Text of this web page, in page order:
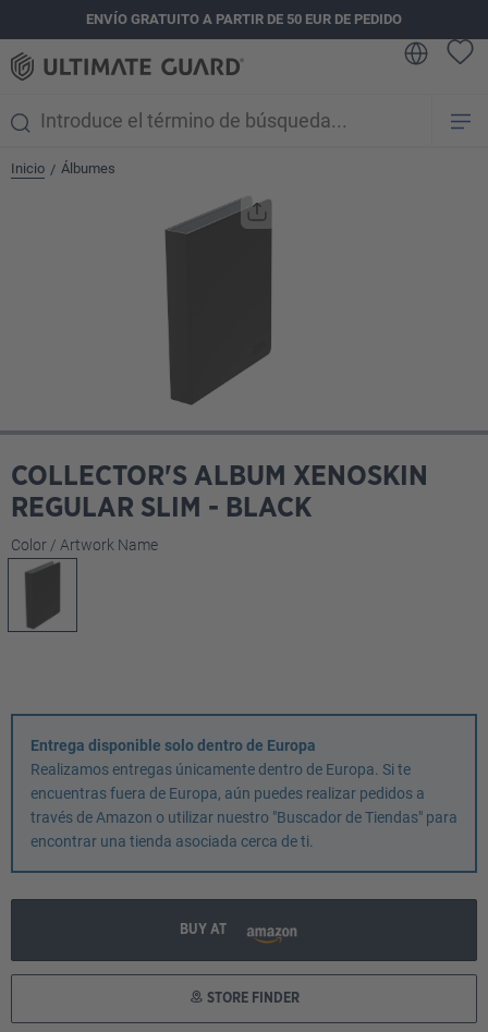
principalENVÍO GRATUITO A PARTIR DE 50 EUR DE PEDIDO
Inicio / Álbumes
COLLECTOR'S ALBUM XENOSKIN
REGULAR SLIM - BLACK
Seleccione
Color / Artwork Name
Entrega disponible solo dentro de Europa
Realizamos entregas únicamente dentro de Europa. Si te
encuentras fuera de Europa, aún puedes realizar pedidos a
través de Amazon o utilizar nuestro "Buscador de Tiendas" para
encontrar una tienda asociada cerca de ti.
BUY AT
STORE FINDER